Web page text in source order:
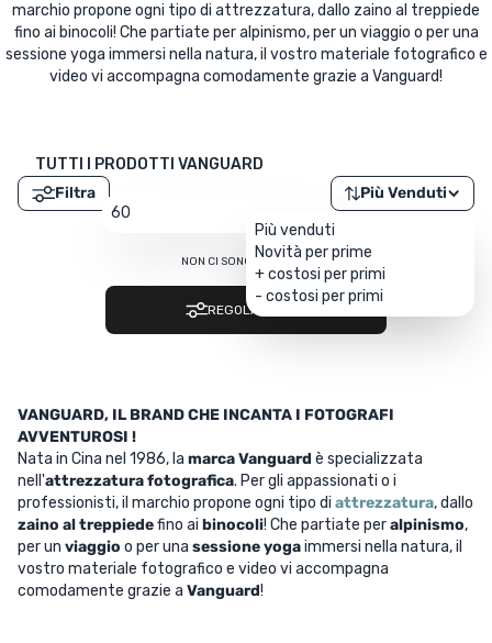
IL BLOG DEI TONTONS
CONTATTO
marchio propone ogni tipo di attrezzatura, dallo zaino al treppiede
fino ai binocoli! Che partiate per alpinismo, per un viaggio o per una
sessione yoga immersi nella natura, il vostro materiale fotografico e
video vi accompagna comodamente grazie a Vanguard!
TUTTI I PRODOTTI VANGUARD
Filtra
60
Più Venduti
Più venduti
Novità per prime
+ costosi per primi
- costosi per primi
NON CI SONO RISULTATI…
REGOLA I FILTRI
VANGUARD, IL BRAND CHE INCANTA I FOTOGRAFI
AVVENTUROSI !
Nata in Cina nel 1986, la marca Vanguard è specializzata
nell'attrezzatura fotografica. Per gli appassionati o i
professionisti, il marchio propone ogni tipo di attrezzatura, dallo
zaino al treppiedefino ai binocoli! Che partiate peralpinismo,
per un viaggio o per una sessione yogaimmersi nella natura, il
vostro materiale fotografico e video vi accompagna
comodamente grazie a Vanguard!